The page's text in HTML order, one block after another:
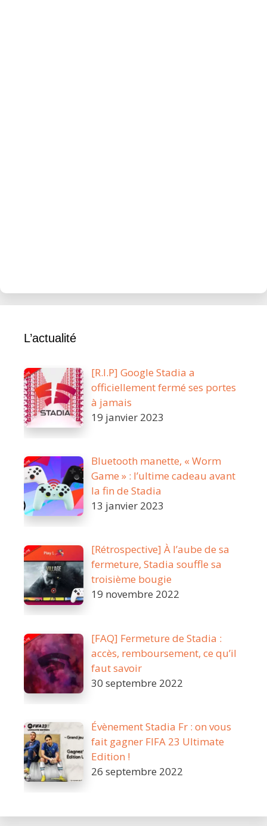
L’actualité
[R.I.P] Google Stadia a
officiellement fermé ses portes
à jamais
19 janvier 2023
Bluetooth manette, « Worm
Game » : l’ultime cadeau avant
la fin de Stadia
13 janvier 2023
[Rétrospective] À l’aube de sa
fermeture, Stadia souffle sa
troisième bougie
19 novembre 2022
[FAQ] Fermeture de Stadia :
accès, remboursement, ce qu’il
faut savoir
30 septembre 2022
Évènement Stadia Fr : on vous
fait gagner FIFA 23 Ultimate
Edition !
26 septembre 2022